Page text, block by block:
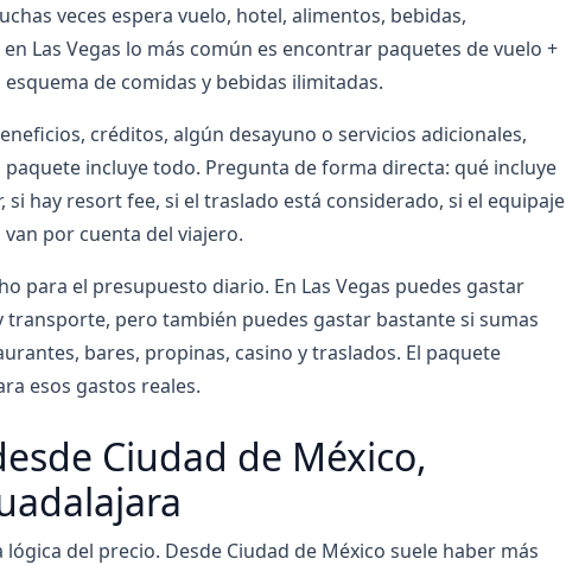
veces espera vuelo, hotel, alimentos, bebidas,
Las Vegas lo más común es encontrar paquetes de vuelo +
de comidas y bebidas ilimitadas.
créditos, algún desayuno o servicios adicionales,
incluye todo. Pregunta de forma directa: qué incluye
si hay resort fee, si el traslado está considerado, si el equipaje
por cuenta del viajero.
para el presupuesto diario. En Las Vegas puedes gastar
transporte, pero también puedes gastar bastante si sumas
bares, propinas, casino y traslados. El paquete
esos gastos reales.
Ciudad de México,
lógica del precio. Desde Ciudad de México suele haber más